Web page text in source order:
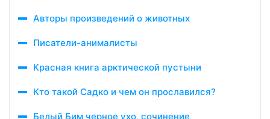
Авторы произведений о животных
Писатели-анималисты
Красная книга арктической пустыни
Кто такой Садко и чем он прославился?
Белый Бим черное ухо, сочинение